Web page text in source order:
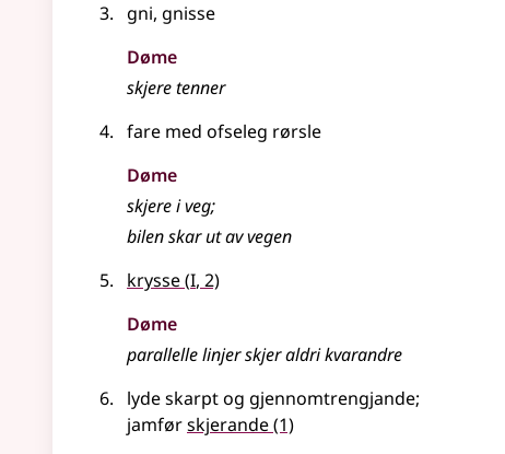
gni, gnisse
Døme
skjere tenner
fare med ofseleg rørsle
Døme
skjere i veg;
bilen skar ut av vegen
krysse(1
I, 2)
Døme
parallelle linjer skjer aldri kvarandre
lyde skarpt og gjennomtrengjande;
jamførskjerande(1)